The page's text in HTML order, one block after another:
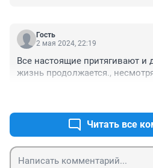
увидит даже эту весеннюю
и всему новому, что удалось
Гость
2 мая 2024, 22:19
Все настоящие притягивают и
жизнь продолжается.,
Читать все